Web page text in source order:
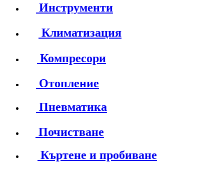
Инструменти
Климатизация
Компресори
Отопление
Пневматика
Почистване
Къртене и пробиване